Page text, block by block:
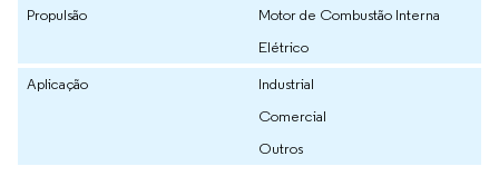
Propulsão
Motor de Combustão Interna
Elétrico
Aplicação
Industrial
Comercial
Outros